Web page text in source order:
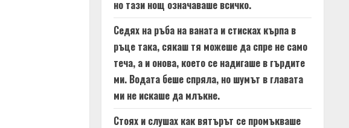
но тази нощ означаваше всичко.
Седях на ръба на ваната и стисках кърпа в
ръце така, сякаш тя можеше да спре не само
теча, а и онова, което се надигаше в гърдите
ми. Водата беше спряла, но шумът в главата
ми не искаше да млъкне.
Стоях и слушах как вятърът се промъкваше